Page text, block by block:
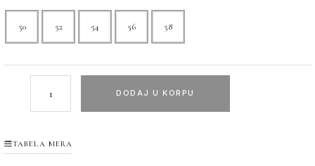
50 52 54 56 58
DODAJ U KORPU
TABELA MERA